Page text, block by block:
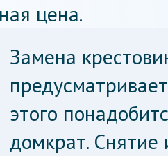
цена.
Замена
этого
домкрат. Снятие